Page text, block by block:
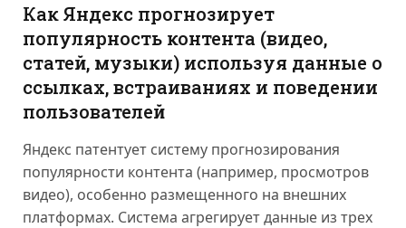
Как Яндекс прогнозирует
популярность контента (видео,
статей, музыки) используя данные о
ссылках, встраиваниях и поведении
пользователей
Яндекс патентует систему прогнозирования
популярности контента (например, просмотров
видео), особенно размещенного на внешних
платформах. Система агрегирует данные из трех